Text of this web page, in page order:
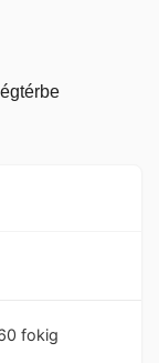
fokig